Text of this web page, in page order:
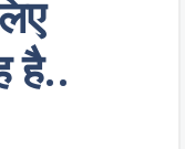
है..